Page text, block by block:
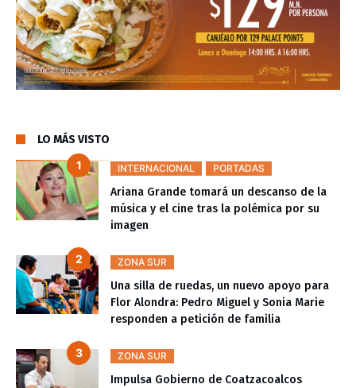
LO MÁS VISTO
INTERNACIONAL PORTADAS
Ariana Grande tomará un descanso de la
música y el cine tras la polémica por su
imagen
ZONA SUR
Una silla de ruedas, un nuevo apoyo para
Flor Alondra: Pedro Miguel y Sonia Marie
responden a petición de familia
ZONA SUR
Impulsa Gobierno de Coatzacoalcos